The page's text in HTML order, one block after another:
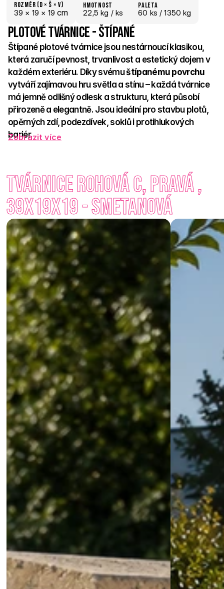
Rozměr (D × š × V)
39 × 19 × 19 cm
hmotnost
22,5 kg / ks
paletA
60 ks / 1350 kg
Plotové tvárnice - Štípané
Štípané plotové tvárnice jsou nestárnoucí klasikou,
která zaručí pevnost, trvanlivost a estetický dojem v
každém exteriéru. Díky svému
vytváří zajímavou hru světla a stínu – každá tvárnice
má jemně odlišný odlesk a strukturu, která působí
přirozeně a elegantně. Jsou ideální pro stavbu plotů,
opěrných zdí, podezdívek, soklů i protihlukových
bariér.
architekturu. Na výběr jsou nadčasové odstíny jako Přírodní,
Antracit, Karamelová nebo Smetanová.
Ať už hledáte soukromí nebo chcete jen dotvořit prostor
kolem domu – štípané tvárnice vám nabídnou spolehlivé a
krásné řešení.
Zobrazit více
Tvárnice rohová C, pravá ,
39x19x19 - Smetanová